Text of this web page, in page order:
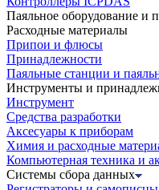
Паяльное оборудование и
Расходные материалы
Припои и флюсы
Принадлежности
Паяльные станции и
Инструменты и
Инструмент
Средства разработки
Аксесуары к приборам
Химия и расходные
Компьютерная техника и
Системы сбора данных